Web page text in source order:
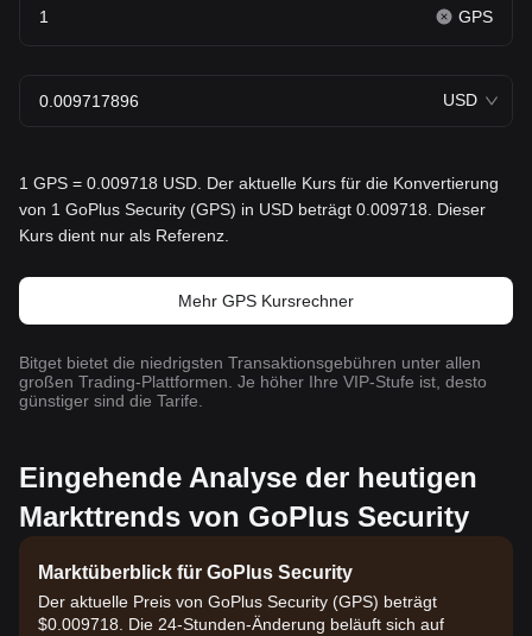
GPS
USD
1 GPS = 0.009718 USD. Der aktuelle Kurs für die Konvertierung
von 1 GoPlus Security (GPS) in USD beträgt 0.009718. Dieser
Kurs dient nur als Referenz.
Mehr GPS Kursrechner
Bitget bietet die niedrigsten Transaktionsgebühren unter allen
großen Trading-Plattformen. Je höher Ihre VIP-Stufe ist, desto
günstiger sind die Tarife.
Eingehende Analyse der heutigen
Markttrends von GoPlus Security
Marktüberblick für GoPlus Security
Der aktuelle Preis von GoPlus Security (GPS) beträgt
$0.009718. Die 24-Stunden-Änderung beläuft sich auf